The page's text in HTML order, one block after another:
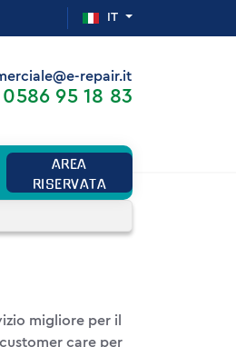
Seleziona la tua lingua
IT
repair.it
0586 95 18 83
AREA
RISERVATA
migliore per il
care per